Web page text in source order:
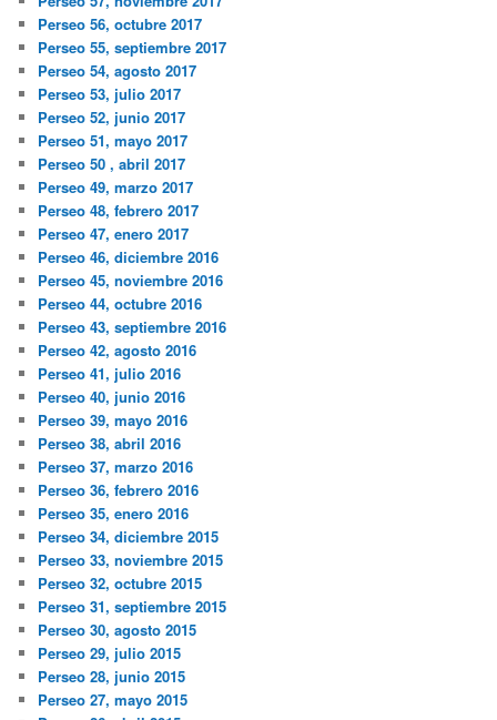
Perseo 56, octubre 2017
Perseo 55, septiembre 2017
Perseo 54, agosto 2017
Perseo 53, julio 2017
Perseo 52, junio 2017
Perseo 51, mayo 2017
Perseo 50 , abril 2017
Perseo 49, marzo 2017
Perseo 48, febrero 2017
Perseo 47, enero 2017
Perseo 46, diciembre 2016
Perseo 45, noviembre 2016
Perseo 44, octubre 2016
Perseo 43, septiembre 2016
Perseo 42, agosto 2016
Perseo 41, julio 2016
Perseo 40, junio 2016
Perseo 39, mayo 2016
Perseo 38, abril 2016
Perseo 37, marzo 2016
Perseo 36, febrero 2016
Perseo 35, enero 2016
Perseo 34, diciembre 2015
Perseo 33, noviembre 2015
Perseo 32, octubre 2015
Perseo 31, septiembre 2015
Perseo 30, agosto 2015
Perseo 29, julio 2015
Perseo 28, junio 2015
Perseo 27, mayo 2015